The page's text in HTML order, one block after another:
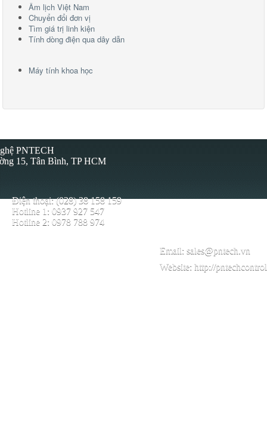
Âm lịch Việt Nam
Chuyển đổi đơn vị
Tìm giá trị linh kiện
Tính dòng điện qua dây dẫn
Máy tính khoa học
PNTECH
15, Tân Bình, TP HCM
Điện thoại: (028) 38 158 159
Hotline 1: 0937 927 547
Hotline 2: 0978 788 974
Email: sales@pntech.vn
Website: http://